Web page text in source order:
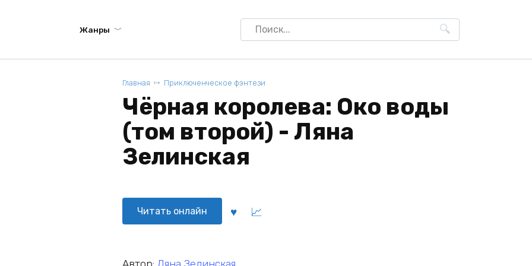
Жанры
Search
for:
Главная Приключенческое фэнтези
Чёрная королева: Око воды
(том второй) - Ляна
Зелинская
Читать онлайн
Автор: Ляна Зелинская